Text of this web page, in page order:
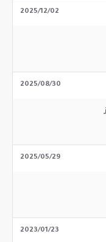
2025/12/02
2025/08/30
2025/05/29
2023/01/23